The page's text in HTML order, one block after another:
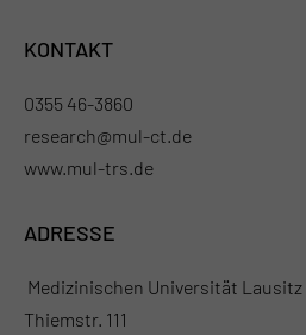
KONTAKT
0355 46-3860
research@mul-ct.de
www.mul-trs.de
ADRESSE
Medizinischen Universität Lausitz
Thiemstr. 111